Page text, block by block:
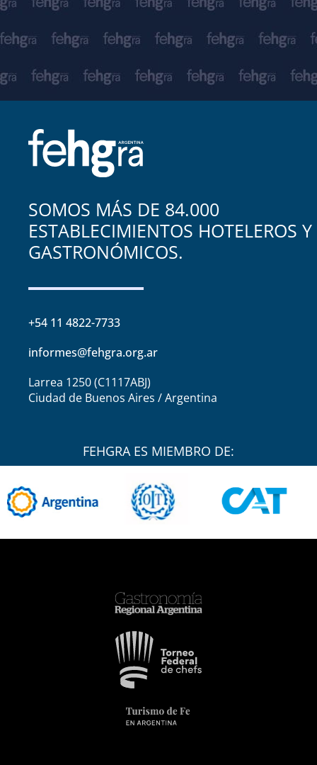
SOMOS MÁS DE 84.000
ESTABLECIMIENTOS HOTELEROS Y
GASTRONÓMICOS.
+54 11 4822-7733
informes@fehgra.org.ar
Larrea 1250 (C1117ABJ)
Ciudad de Buenos Aires / Argentina
FEHGRA ES MIEMBRO DE: